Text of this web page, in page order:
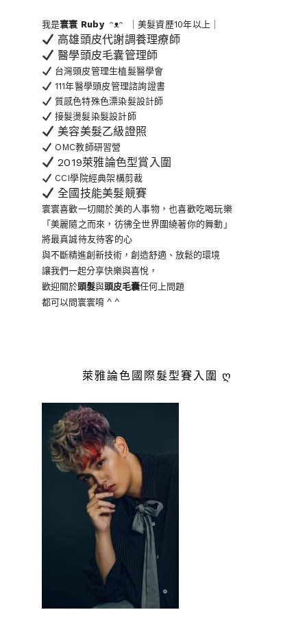
我是寰寰 Rubyᵔᴥᵔ ｜美髮資歷10年以上｜
高雄頭皮代謝調養理療師
醫學頭皮毛囊管理師
台灣頭皮管理生植髮醫學會
111年醫學頭皮管理諮詢證書
質感色特殊色漂染髮設計師
接髮燙髮染髮設計師
美容美髮乙級證照
OMC教師研習營
2019萊雅論色型賞入圍
CCI學院經典架構剪裁
全國技能美髮競賽
寰寰喜歡一切關於美的人事物，也喜歡吃喝玩樂
「美麗隨之而來，彷彿全世界圍繞著你的舞動」
將最真誠待友待客的心
與不斷精進創新技術，創造舒適、放鬆的環境
讓我們一起分享快樂與喜悅，
歡迎關於頭髮與頭皮毛囊任何上問題
都可以問寰寰唷 ^ ^
萊雅論色國際髮型賽入圍 ღ